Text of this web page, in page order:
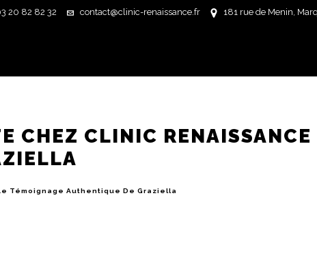
20 82 82 32 contact@clinic-renaissance.fr 181 rue de Menin,
CHEZ CLINIC RENAISSANCE
Témoignage Authentique De Graziella